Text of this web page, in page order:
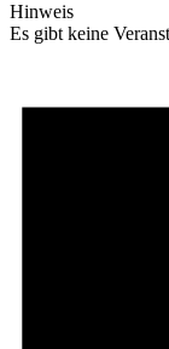
Hinweis
Es gibt keine